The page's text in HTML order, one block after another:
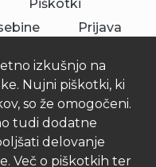
izkušnjo na
Nujni piškotki, ki
so že omogočeni.
tudi dodatne
delovanje
Več o piškotkih ter
Piškotki
Prijava
pridržane.